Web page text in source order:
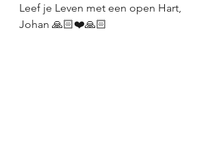
Leef je Leven met een open Hart,
Johan 🙏🏻❤️🙏🏻